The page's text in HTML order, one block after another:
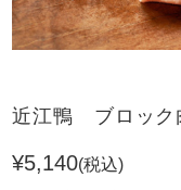
近江鴨 ブロック
¥5,140(税込)